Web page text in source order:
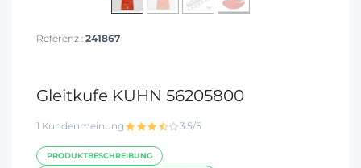
Referenz : 241867
Gleitkufe KUHN 56205800
1 Kundenmeinung 3.5/5
PRODUKTBESCHREIBUNG